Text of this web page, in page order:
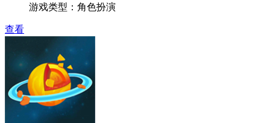
游戏类型：角色扮演
查看